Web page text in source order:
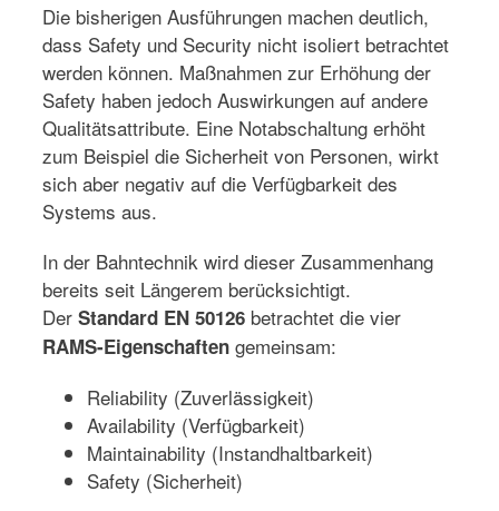
Die bisherigen Ausführungen machen deutlich,
dass Safety und Security nicht isoliert betrachtet
werden können. Maßnahmen zur Erhöhung der
Safety haben jedoch Auswirkungen auf andere
Qualitätsattribute. Eine Notabschaltung erhöht
zum Beispiel die Sicherheit von Personen, wirkt
sich aber negativ auf die Verfügbarkeit des
Systems aus.
In der Bahntechnik wird dieser Zusammenhang
bereits seit Längerem berücksichtigt.
Der Standard EN 50126 betrachtet die vier
RAMS-Eigenschaften gemeinsam:
Reliability (Zuverlässigkeit)
Availability (Verfügbarkeit)
Maintainability (Instandhaltbarkeit)
Safety (Sicherheit)